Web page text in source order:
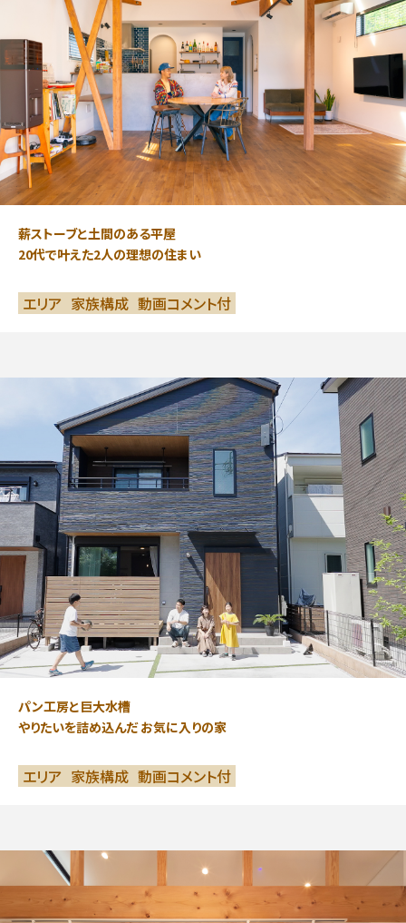
薪ストーブと土間のある平屋
20代で叶えた2人の理想の住まい
エリア 家族構成 動画コメント付
パン工房と巨大水槽
やりたいを詰め込んだ お気に入りの家
エリア 家族構成 動画コメント付